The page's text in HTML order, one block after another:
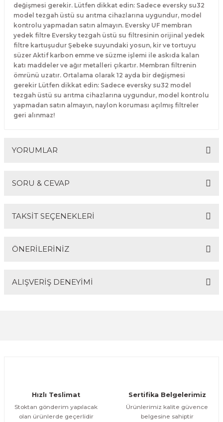
değişmesi gerekir. Lütfen dikkat edin: Sadece eversky su32
model tezgah üstü su arıtma cihazlarına uygundur, model
kontrolu yapmadan satın almayın. Eversky UF membran
yedek filtre Eversky tezgah üstü su filtresinin orijinal yedek
filtre kartuşudur Şebeke suyundaki yosun, kir ve tortuyu
süzer Aktif karbon emme ve süzme işlemi ile askıda kalan
katı maddeler ve ağır metalleri çıkartır. Membran filtrenin
ömrünü uzatır. Ortalama olarak 12 ayda bir değişmesi
gerekir Lütfen dikkat edin: Sadece eversky su32 model
tezgah üstü su arıtma cihazlarına uygundur, model kontrolu
yapmadan satın almayın, naylon koruması açılmış filtreler
geri alınmaz!
YORUMLAR
SORU & CEVAP
TAKSİT SEÇENEKLERİ
ÖNERİLERİNİZ
Bu ürünün fiyat bilgisi, resim, ürün açıklamalarında ve
Bu ürüne benzer farklı alternatifler olmalı.
ALIŞVERİŞ DENEYİMİ
Hızlı Teslimat
Stoktan gönderim yapılacak
olan ürünlerde geçerlidir
Sertifika Belgelerimiz
Ürünlerimiz kalite güvence
belgesine sahiptir